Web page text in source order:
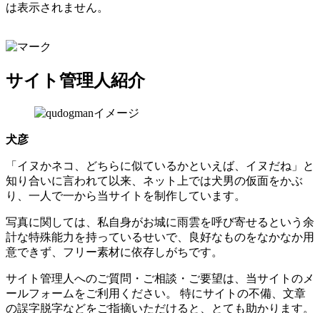
は表示されません。
サイト管理人紹介
犬彦
「イヌかネコ、どちらに似ているかといえば、イヌだね」と
知り合いに言われて以来、ネット上では犬男の仮面をかぶ
り、一人で一から当サイトを制作しています。
写真に関しては、私自身がお城に雨雲を呼び寄せるという余
計な特殊能力を持っているせいで、良好なものをなかなか用
意できず、フリー素材に依存しがちです。
サイト管理人へのご質問・ご相談・ご要望は、当サイトのメ
ールフォームをご利用ください。 特にサイトの不備、文章
の誤字脱字などをご指摘いただけると、とても助かります。